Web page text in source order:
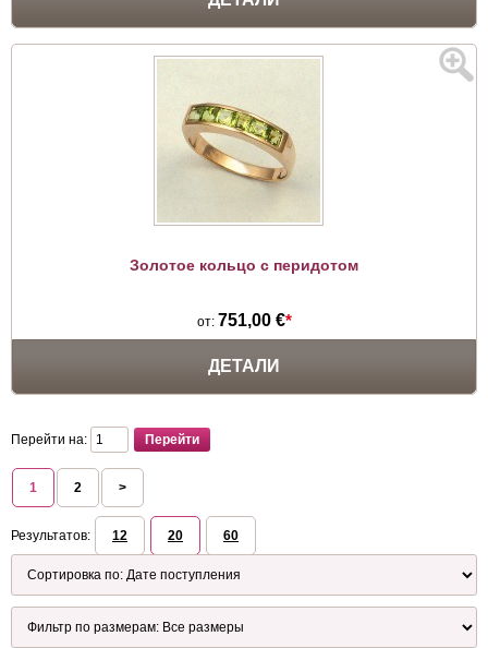
Золотое кольцо с перидотом
от: 751,00 €*
ДЕТАЛИ
Перейти на:
1 2 >
Результатов: 12 20 60